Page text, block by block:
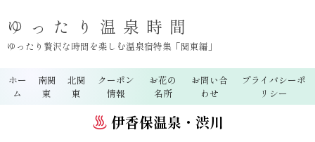
ゆったり温泉時間
ゆったり贅沢な時間を楽しむ温泉宿特集「関東編」
ホー
ム
南関
東
北関
東
クーポン
情報
お花の
名所
お問い合
わせ
プライバシーポ
リシー
伊香保温泉・渋川